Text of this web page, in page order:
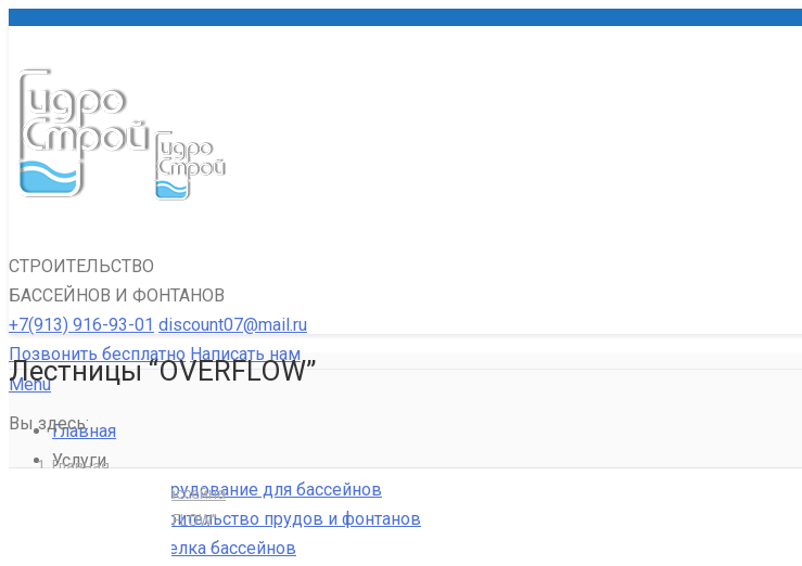
СТРОИТЕЛЬСТВО
БАССЕЙНОВ И ФОНТАНОВ
+7(913) 916-93-01 discount07@mail.ru
Позвонить бесплатно Написать нам
Menu
Главная
Услуги
Оборудование для бассейнов
Строительство прудов и фонтанов
Отделка бассейнов
Лестницы “OVERFLOW”
Вы здесь:
Главная
Лестницы для бассейна
Лестницы “OVERFLOW”